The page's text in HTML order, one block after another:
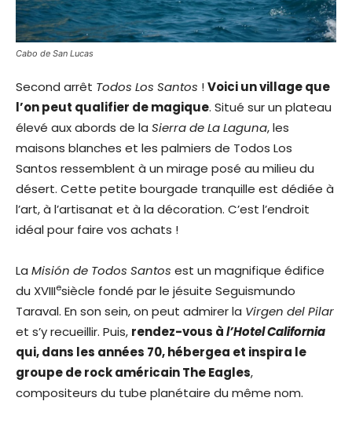
Cabo de San Lucas
Second arrêt Todos Los Santos !Voici un village que
l’on peut qualifier de magique. Situé sur un plateau
élevé aux abords de la Sierra de La Laguna, les
maisons blanches et les palmiers de Todos Los
Santos ressemblent à un mirage posé au milieu du
désert. Cette petite bourgade tranquille est dédiée à
l’art, à l’artisanat et à la décoration. C’est l’endroit
idéal pour faire vos achats !
La Misión de Todos Santos est un magnifique édifice
du XVIIIesiècle fondé par le jésuite Seguismundo
Taraval. En son sein, on peut admirer la Virgen del Pilar
et s’y recueillir. Puis, rendez-vous àl’Hotel California
qui, dans les années 70, hébergea et inspira le
groupe de rock américain The Eagles,
compositeurs du tube planétaire du même nom.